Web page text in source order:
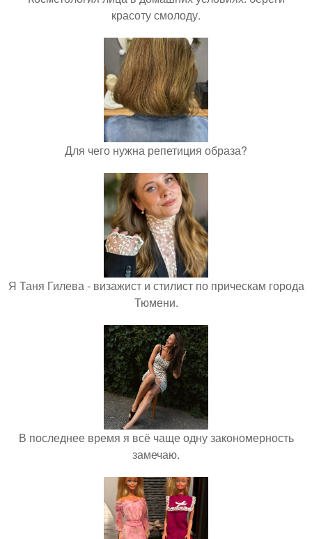
красоту смолоду.
Для чего нужна репетиция образа?
Я Таня Гилева - визажист и стилист по прическам города
Тюмени.
В последнее время я всё чаще одну закономерность
замечаю.